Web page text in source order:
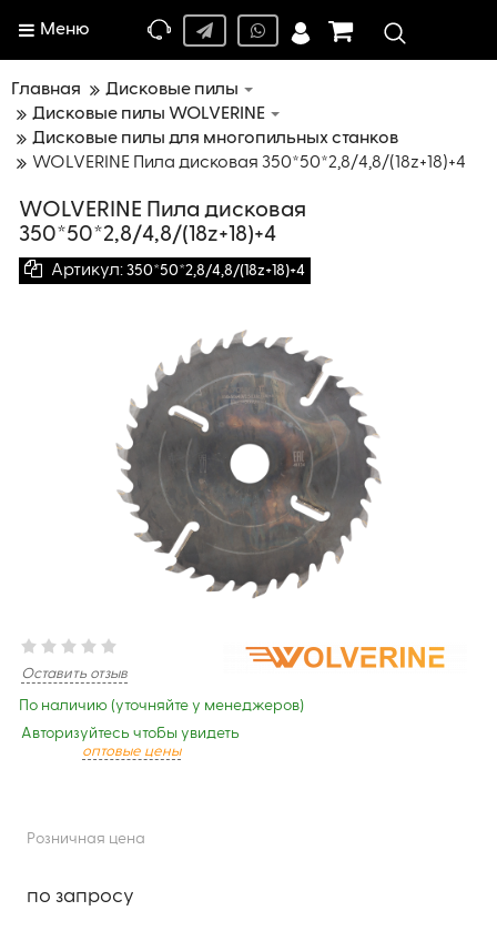
Меню
Главная
Дисковые пилы
Дисковые пилы WOLVERINE
Дисковые пилы для многопильных станков
WOLVERINE Пила дисковая 350*50*2,8/4,8/(18z+18)+4
WOLVERINE Пила дисковая
350*50*2,8/4,8/(18z+18)+4
Артикул: 350*50*2,8/4,8/(18z+18)+4
Оставить отзыв
По наличию (уточняйте у менеджеров)
Авторизуйтесь чтобы увидеть
оптовые цены
Розничная цена
по запросу